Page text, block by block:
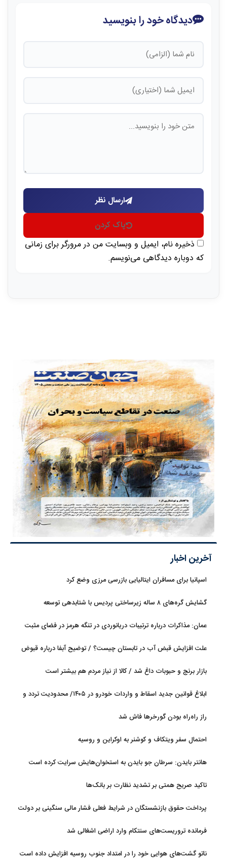
دیدگاه خود را بنویسید
ارسال نظر
پاک کردن
ذخیره نام، ایمیل و وبسایت من در مرورگر برای زمانی
که دوباره دیدگاهی می‌نویسم.
آخرین اخبار
اسپانیا برای مسافران ایتالیایی بازرسی مرزی وضع کرد
گشایش گره‌های ۸ ساله زیرساختی پردیس با شتابدهی توسعه
عمان: مذاکرات درباره ترتیبات دریانوردی در تنگه هرمز در فضای مثبت
علت افزایش قبض آب در تابستان چیست؟ / توضیح آبفا درباره قبوض
بازار برنج و حبوبات داغ شد / کالا از نیاز مردم هم بیشتر است
ابلاغ قوانین جدید اسقاط و واردات خودرو در ۱۴۰۵/ محدودیت تردد و
راز راه‌راه بودن گورخرها فاش شد
احتمال سفر ویتکاف و کوشنر به اوکراین و روسیه
هانتر بایدن: سرطان جو بایدن به استخوان‌هایش سرایت کرده است
تاکید صریح همتی بر تشدید نظارت بر بانک‌ها
پرداخت حقوق بازنشستگان در شرایط فعلی فشار مالی سنگینی بر دولت
فرمانده تروریست‌های سنتکام وارد اراضی اشغالی شد
ناتو گشت‌های هوایی خود را در امتداد جنوب روسیه افزایش داده است